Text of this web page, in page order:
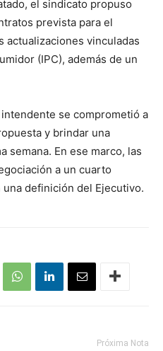
el sindicato propuso
prevista para el
actualizaciones vinculadas
(IPC), además de un
se comprometió a
y brindar una
semana. En ese marco, las
a un cuarto
definición del Ejecutivo.
Próxima Nota